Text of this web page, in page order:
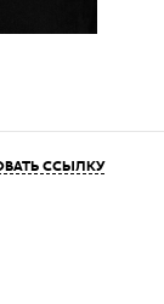
ССЫЛКУ